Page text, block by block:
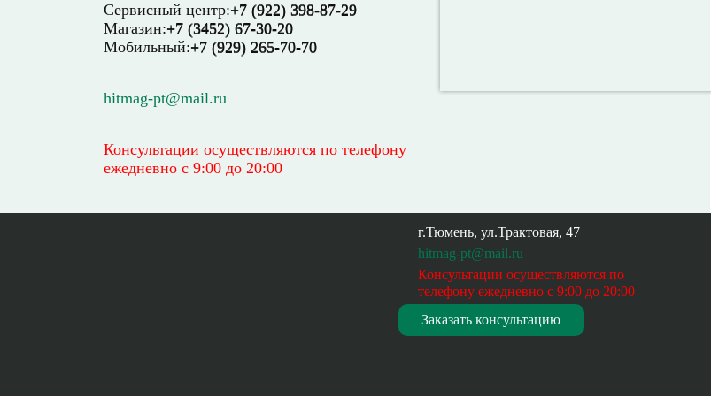
Сервисный центр:+7 (922) 398-87-29
Магазин:+7 (3452) 67-30-20
Мобильный:+7 (929) 265-70-70
hitmag-pt@mail.ru
Консультации осуществляются по телефону
ежедневно с 9:00 до 20:00
г.Тюмень, ул.Трактовая, 47
hitmag-pt@mail.ru
Консультации осуществляются по
телефону ежедневно с 9:00 до 20:00
Заказать консультацию